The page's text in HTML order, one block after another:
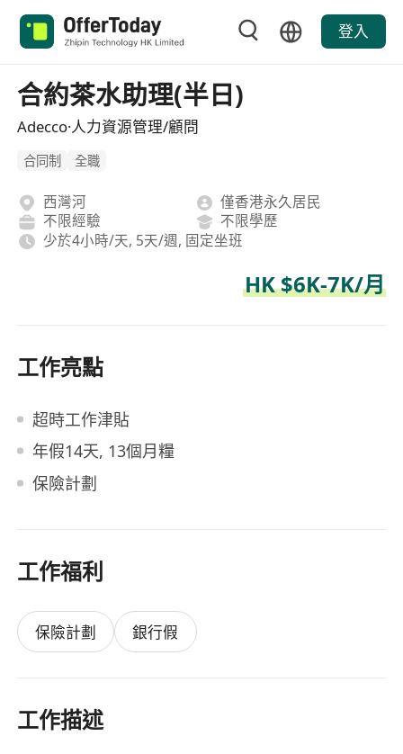
登入
合約茶水助理(半日)
Adecco·人力資源管理/顧問
合同制 全職
西灣河
僅香港永久居民
不限經驗
不限學歷
少於4小時/天, 5天/週, 固定坐班
HK $6K-7K/月
工作亮點
超時工作津貼
年假14天, 13個月糧
保險計劃
工作福利
保險計劃 銀行假
工作描述